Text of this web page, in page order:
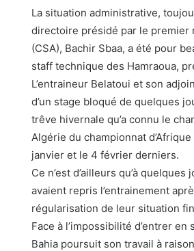
La situation administrative,
directoire présidé par le premier
(CSA), Bachir Sbaa, a été pour
staff technique des Hamraoua,
L’entraineur Belatoui et son
d’un stage bloqué de quelques
trêve hivernale qu’a connu le
Algérie du championnat
janvier et le 4 février derniers.
Ce n’est d’ailleurs qu’à
avaient repris l’entrainement
régularisation de leur situation
Face à l’impossibilité d’entrer
Bahia poursuit son travail à